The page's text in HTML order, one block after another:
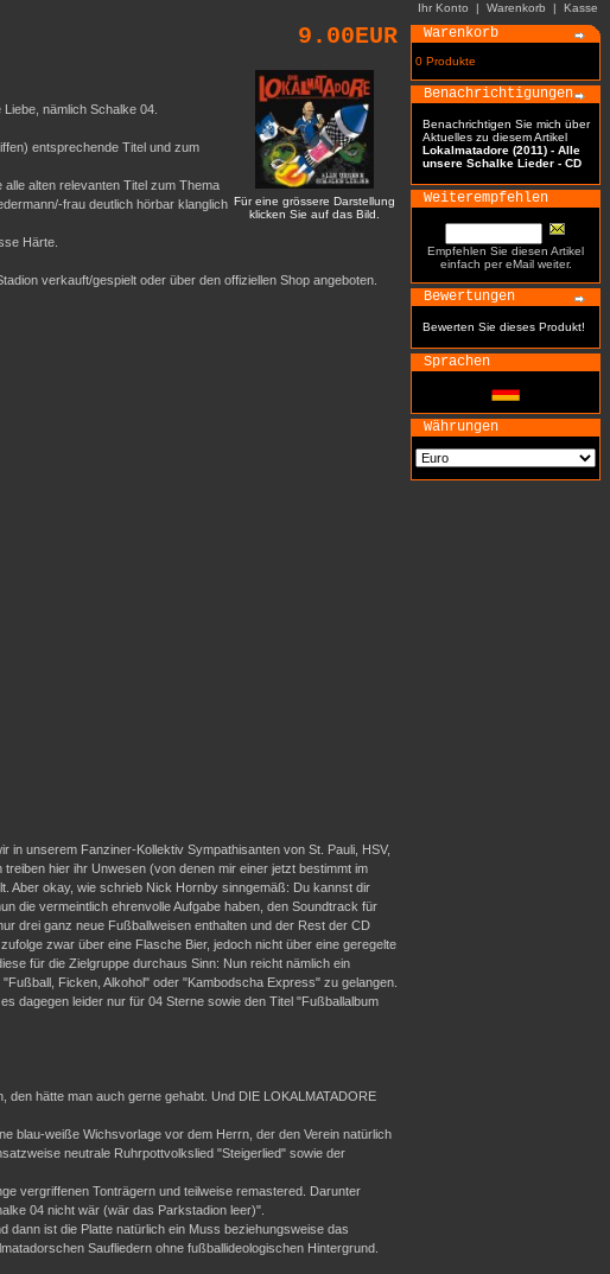
Ihr Konto | Warenkorb | Kasse
9.00EUR
Für eine grössere Darstellung
klicken Sie auf das Bild.
nämlich Schalke 04.
entsprechende Titel und zum
alten relevanten Titel zum Thema
frau deutlich hörbar klanglich
Härte.
verkauft/gespielt oder über den offiziellen Shop angeboten.
unserem Fanziner-Kollektiv Sympathisanten von St. Pauli, HSV,
hier ihr Unwesen (von denen mir einer jetzt bestimmt im
Aber okay, wie schrieb Nick Hornby sinngemäß: Du kannst dir
die vermeintlich ehrenvolle Aufgabe haben, den Soundtrack für
drei ganz neue Fußballweisen enthalten und der Rest der CD
zwar über eine Flasche Bier, jedoch nicht über eine geregelte
für die Zielgruppe durchaus Sinn: Nun reicht nämlich ein
Ficken, Alkohol" oder "Kambodscha Express" zu gelangen.
dagegen leider nur für 04 Sterne sowie den Titel "Fußballalbum
hätte man auch gerne gehabt. Und DIE LOKALMATADORE
blau-weiße Wichsvorlage vor dem Herrn, der den Verein natürlich
neutrale Ruhrpottvolkslied "Steigerlied" sowie der
vergriffenen Tonträgern und teilweise remastered. Darunter
04 nicht wär (wär das Parkstadion leer)".
dann ist die Platte natürlich ein Muss beziehungsweise das
Saufliedern ohne fußballideologischen Hintergrund.
Warenkorb
0 Produkte
Benachrichtigungen
Benachrichtigen Sie mich über
Aktuelles zu diesem Artikel
Lokalmatadore (2011) - Alle
unsere Schalke Lieder - CD
Weiterempfehlen
Empfehlen Sie diesen Artikel
einfach per eMail weiter.
Bewertungen
Bewerten Sie dieses Produkt!
Sprachen
Währungen